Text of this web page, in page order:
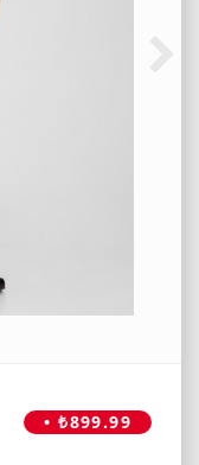
• ₺899.99